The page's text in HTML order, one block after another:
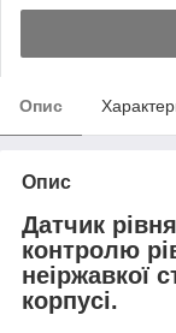
Опис
Опис
Датчик
контролю
неіржавкої
корпусі.